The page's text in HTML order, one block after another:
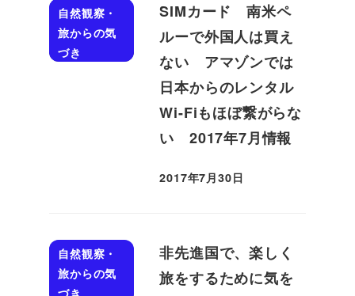
自然観察・
旅からの気
づき
SIMカード 南米ペ
ルーで外国人は買え
ない アマゾンでは
日本からのレンタル
Wi-Fiもほぼ繋がらな
い 2017年7月情報
投稿日
2017年7月30日
自然観察・
旅からの気
づき
非先進国で、楽しく
旅をするために気を